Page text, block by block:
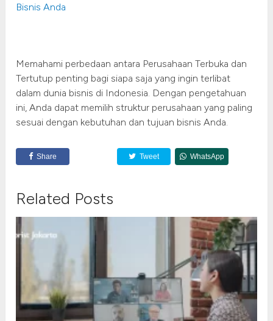
Bisnis Anda
Memahami perbedaan antara Perusahaan Terbuka dan
Tertutup penting bagi siapa saja yang ingin terlibat
dalam dunia bisnis di Indonesia. Dengan pengetahuan
ini, Anda dapat memilih struktur perusahaan yang paling
sesuai dengan kebutuhan dan tujuan bisnis Anda.
Share Tweet WhatsApp
Related Posts